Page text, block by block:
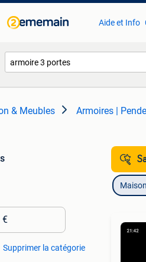
Aide et Info
& Meubles Armoires |
€
Supprimer la catégorie